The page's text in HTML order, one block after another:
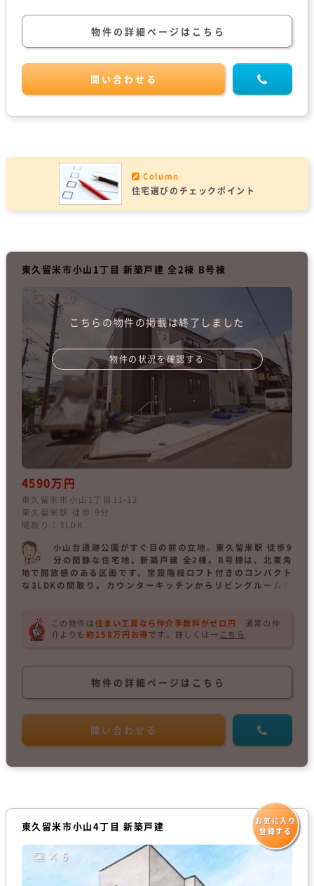
物件の詳細ページはこちら
問い合わせる
Column
住宅選びのチェックポイント
こちらの物件の掲載は終了しました
物件の状況を確認する
東久留米市小山1丁目 新築戸建 全2棟 B号棟
× 10
4590万円
東久留米市小山1丁目11-12
東久留米駅 徒歩 9分
間取り：3LDK
小山台遺跡公園がすぐ目の前の立地。東久留米駅 徒歩9
分の閑静な住宅地。新築戸建 全2棟。B号棟は、北東角
地で開放感のある区画です。常設階段ロフト付きのコンパクト
な3LDKの間取り。カウンターキッチンからリビングルームが
この物件は住まい工房なら仲介手数料がゼロ円
通常の仲
介よりも約158万円お得です。 詳しくは→ こちら
物件の詳細ページはこちら
問い合わせる
東久留米市小山4丁目 新築戸建
お気に入り
登録する
× 6